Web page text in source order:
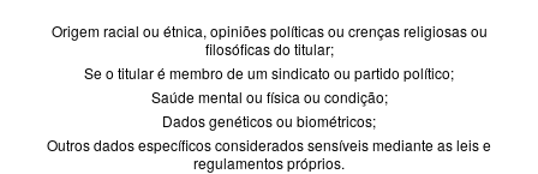
Origem racial ou étnica, opiniões políticas ou crenças religiosas ou
filosóficas do titular;
Se o titular é membro de um sindicato ou partido político;
Saúde mental ou física ou condição;
Dados genéticos ou biométricos;
Outros dados específicos considerados sensíveis mediante as leis e
regulamentos próprios.